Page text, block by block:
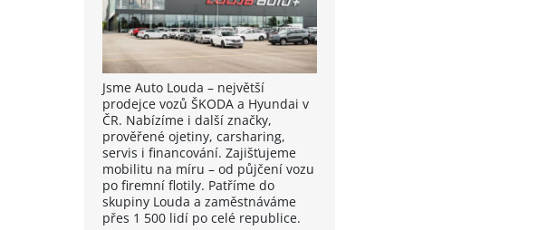
Jsme Auto Louda – největší
prodejce vozů ŠKODA a Hyundai v
ČR. Nabízíme i další značky,
prověřené ojetiny, carsharing,
servis i financování. Zajišťujeme
mobilitu na míru – od půjčení vozu
po firemní flotily. Patříme do
skupiny Louda a zaměstnáváme
přes 1 500 lidí po celé republice.